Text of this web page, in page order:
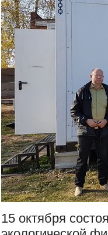
15 октября